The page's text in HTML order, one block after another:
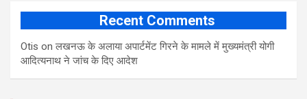
Recent Comments
Otis onलखनऊ के अलाया अपार्टमेंट गिरने के मामले में मुख्‍यमंत्री योगी
आद‍ित्‍यनाथ ने जांच के द‍िए आदेश